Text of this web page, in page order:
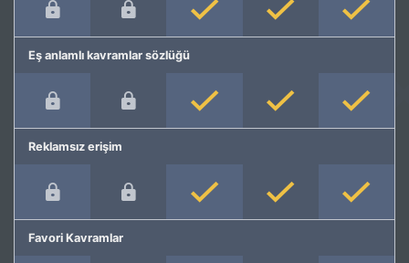
Eş anlamlı kavramlar sözlüğü
Reklamsız erişim
Favori Kavramlar